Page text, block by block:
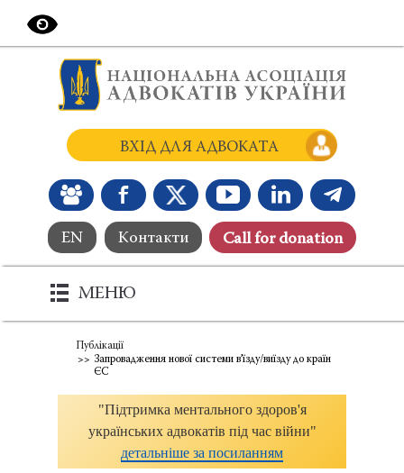
EN Контакти Сall for donation
ВХІД ДЛЯ АДВОКАТА
МЕНЮ
Публікації
Запровадження нової системи в’їзду/виїзду до країн
ЄС
"Підтримка ментального здоров'я
українських адвокатів під час війни"
детальніше за посиланням